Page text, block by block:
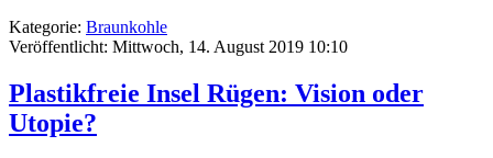
Kategorie: Braunkohle
Veröffentlicht: Mittwoch, 14. August 2019 10:10
Plastikfreie Insel Rügen: Vision oder
Utopie?